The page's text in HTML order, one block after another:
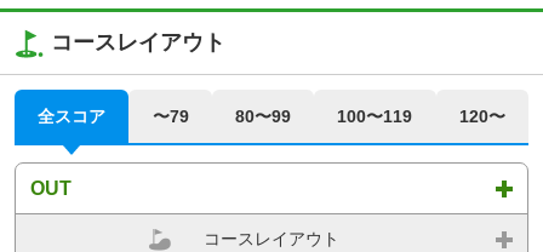
コースレイアウト
全スコア 〜79 80〜99 100〜119 120〜
OUT
コースレイアウト